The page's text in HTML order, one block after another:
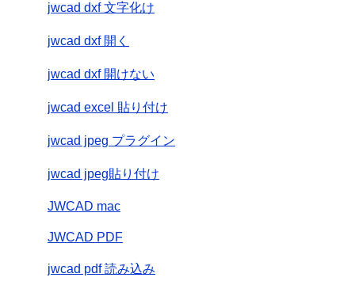
jwcad dxf 文字化け
jwcad dxf 開く
jwcad dxf 開けない
jwcad excel 貼り付け
jwcad jpeg プラグイン
jwcad jpeg貼り付け
JWCAD mac
JWCAD PDF
jwcad pdf 読み込み